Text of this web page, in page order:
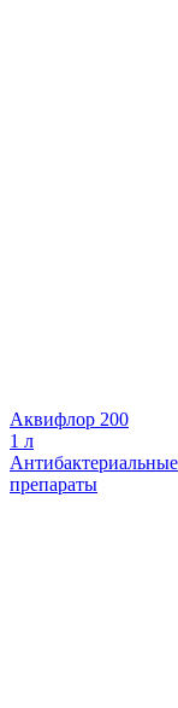
Аквифлор 200
1 л
Антибактериальные
препараты